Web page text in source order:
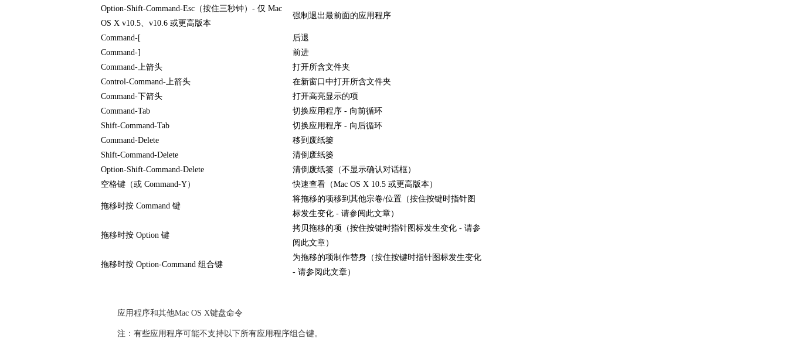
Option-Shift-Command-Esc（按住三秒钟）- 仅 Mac
OS X v10.5、v10.6 或更高版本
强制退出最前面的应用程序
Command-[
后退
Command-]
前进
Command-上箭头
打开所含文件夹
Control-Command-上箭头
在新窗口中打开所含文件夹
Command-下箭头
打开高亮显示的项
Command-Tab
切换应用程序 - 向前循环
Shift-Command-Tab
切换应用程序 - 向后循环
Command-Delete
移到废纸篓
Shift-Command-Delete
清倒废纸篓
Option-Shift-Command-Delete
清倒废纸篓（不显示确认对话框）
空格键（或 Command-Y）
快速查看（Mac OS X 10.5 或更高版本）
拖移时按 Command 键
将拖移的项移到其他宗卷/位置（按住按键时指针图
标发生变化 - 请参阅此文章）
拖移时按 Option 键
拷贝拖移的项（按住按键时指针图标发生变化 - 请参
阅此文章）
拖移时按 Option-Command 组合键
为拖移的项制作替身（按住按键时指针图标发生变化
- 请参阅此文章）
应用程序和其他Mac OS X键盘命令
注：有些应用程序可能不支持以下所有应用程序组合键。